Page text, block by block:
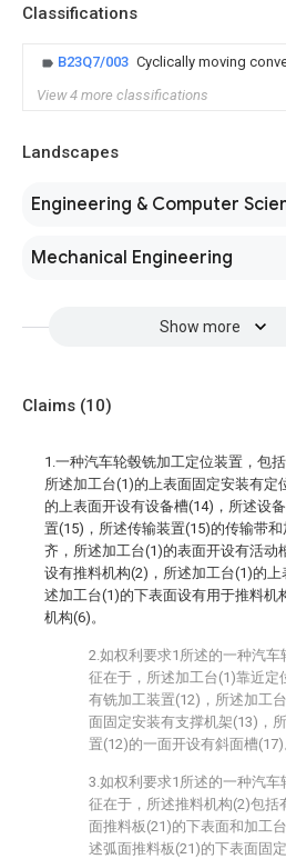
Classifications
B23Q7/003 Cyclically moving
View 4 more classifications
Landscapes
Engineering & Computer
Mechanical Engineering
Show more
Claims (10)
1.一种汽车轮毂铣加工定位装置，包
所述加工台(1)的上表面固定安装有定
的上表面开设有设备槽(14)，所述设
置(15)，所述传输装置(15)的传输带
齐，所述加工台(1)的表面开设有活动
设有推料机构(2)，所述加工台(1)的
述加工台(1)的下表面设有用于推料机
机构(6)。
2.如权利要求1所述的一种汽
征在于，所述加工台(1)靠近定
有铣加工装置(12)，所述加工
面固定安装有支撑机架(13)，
置(12)的一面开设有斜面槽(17)
3.如权利要求1所述的一种汽
征在于，所述推料机构(2)包括
面推料板(21)的下表面和加工
述弧面推料板(21)的下表面固